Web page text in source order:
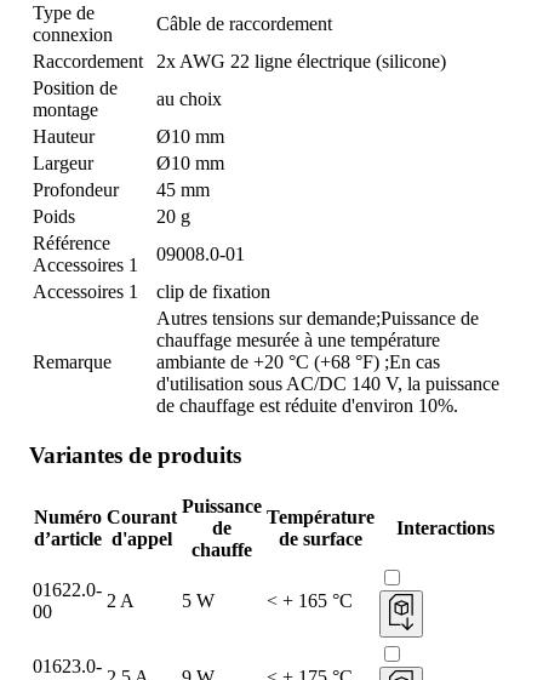
Type de
connexion
Câble de raccordement
Raccordement
2x AWG 22 ligne électrique (silicone)
Position de
montage
au choix
Hauteur
Ø10 mm
Largeur
Ø10 mm
Profondeur
45 mm
Poids
20 g
Référence
Accessoires 1
09008.0-01
Accessoires 1
clip de fixation
Remarque
Autres tensions sur demande;Puissance de
chauffage mesurée à une température
ambiante de +20 °C (+68 °F) ;En cas
d'utilisation sous AC/DC 140 V, la puissance
de chauffage est réduite d'environ 10%.
Variantes de produits
Numéro
d’article
Courant
d'appel
Puissance
de
chauffe
Température
de surface
Interactions
01622.0-
00
2 A 5 W < + 165 °C
01623.0-